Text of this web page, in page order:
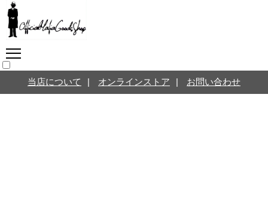
SNS
Twitterはこちら @jpmeyerlanskytm
当店について オンラインストア お問い合わせ
マフィアグッズ専門店につ
オンラインストア
お問い合わせ